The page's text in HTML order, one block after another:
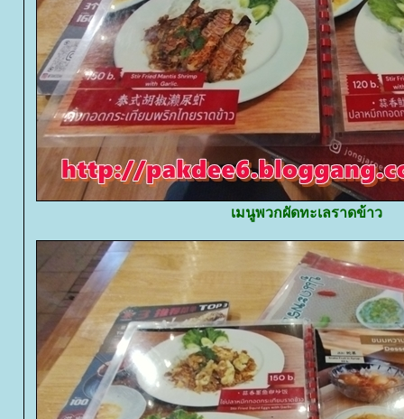
เมนูพวกผัดทะเลราดข้าว